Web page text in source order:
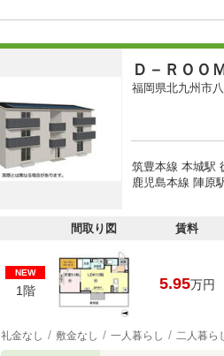
Ｄ－ＲＯＯ
福岡県北九州市
筑豊本線 本城駅
鹿児島本線 陣原
間取り図 賃料
NEW
1階 5.95万円
礼金なし 敷金なし 一人暮らし 二人暮ら